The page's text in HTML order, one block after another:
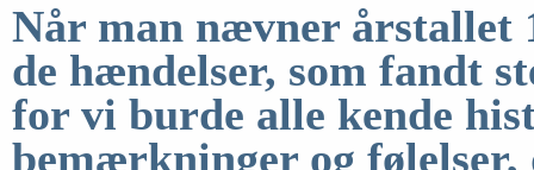
Når man nævner årstallet
de hændelser, som fandt
for vi burde alle kende
bemærkninger og følelser,